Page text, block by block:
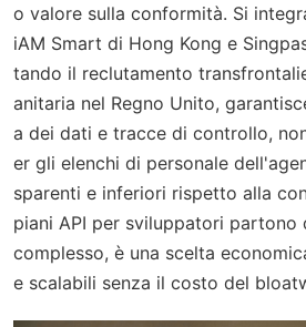
o valore sulla conformità. Si
iAM Smart di Hong Kong e
tando il reclutamento
anitaria nel Regno Unito,
a dei dati e tracce di controllo,
er gli elenchi di personale
sparenti e inferiori rispetto alla
piani API per sviluppatori partono
complesso, è una scelta
e scalabili senza il costo del